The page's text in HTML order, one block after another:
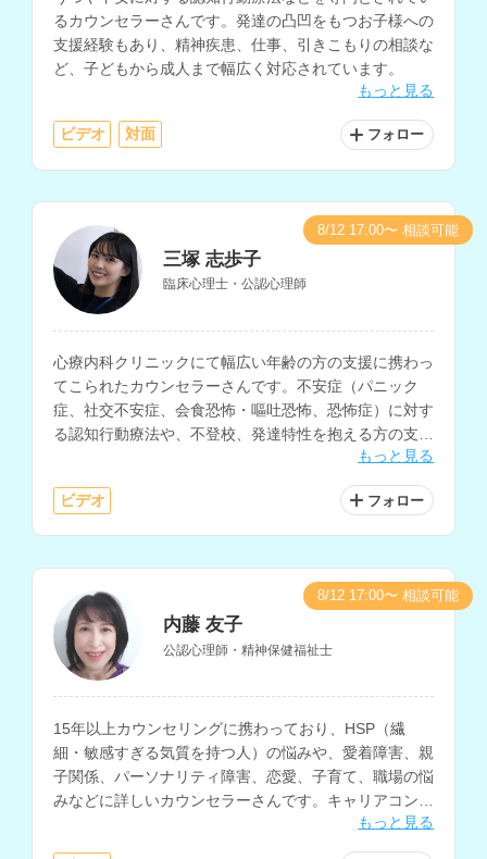
るカウンセラーさんです。発達の凸凹をもつお子様への
支援経験もあり、精神疾患、仕事、引きこもりの相談な
ど、子どもから成人まで幅広く対応されています。
もっと見る
ビデオ 対面 フォロー
三塚 志歩子
臨床心理士・公認心理師
心療内科クリニックにて幅広い年齢の方の支援に携わっ
てこられたカウンセラーさんです。不安症（パニック
症、社交不安症、会食恐怖・嘔吐恐怖、恐怖症）に対す
る認知行動療法や、不登校、発達特性を抱える方の支
援、マインドフルネスに関する支援などに対応されてい
もっと見る
ビデオ フォロー
8/12 17:00〜 相談可能
内藤 友子
公認心理師・精神保健福祉士
15年以上カウンセリングに携わっており、HSP（繊
細・敏感すぎる気質を持つ人）の悩みや、愛着障害、親
子関係、パーソナリティ障害、恋愛、子育て、職場の悩
みなどに詳しいカウンセラーさんです。キャリアコンサ
ルタントの指導者資格もお持ちで、職場における人間関
係の悩みや、キャリアに関する相談をお持ちの方にもお
もっと見る
8/12 17:00〜 相談可能